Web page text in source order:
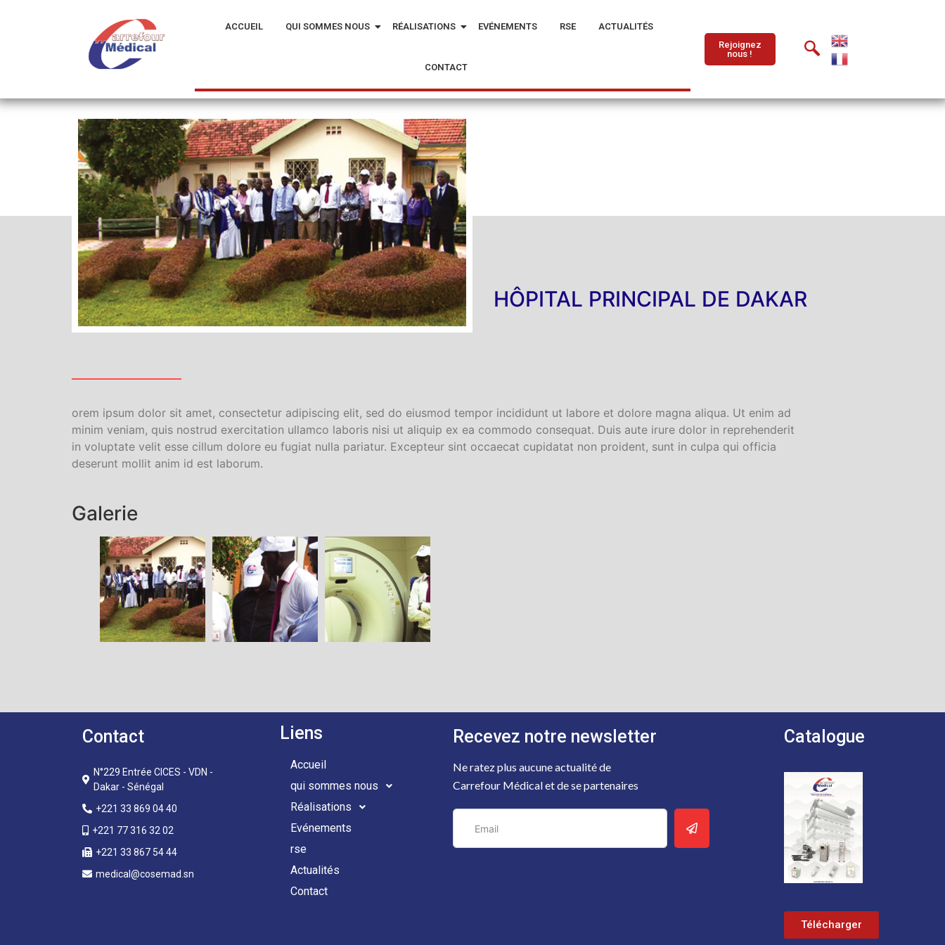
ACCUEIL QUI SOMMES NOUS RÉALISATIONS EVÉNEMENTS RSE ACTUALITÉS
CONTACT
Rejoignez
nous !
HÔPITAL PRINCIPAL DE DAKAR
orem ipsum dolor sit amet, consectetur adipiscing elit, sed do eiusmod tempor incididunt ut labore et dolore magna aliqua. Ut enim ad
minim veniam, quis nostrud exercitation ullamco laboris nisi ut aliquip ex ea commodo consequat. Duis aute irure dolor in reprehenderit
in voluptate velit esse cillum dolore eu fugiat nulla pariatur. Excepteur sint occaecat cupidatat non proident, sunt in culpa qui officia
deserunt mollit anim id est laborum.
Galerie
Contact
N°229 Entrée CICES - VDN -
Dakar - Sénégal
+221 33 869 04 40
+221 77 316 32 02
+221 33 867 54 44
medical@cosemad.sn
Liens
Accueil
qui sommes nous
Réalisations
Evénements
rse
Actualités
Contact
Recevez notre newsletter
Ne ratez plus aucune actualité de
Carrefour Médical et de se partenaires
Catalogue
Télécharger